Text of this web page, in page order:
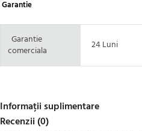
Garantie
Garantie
comerciala
24 Luni
Informații suplimentare
Recenzii (0)